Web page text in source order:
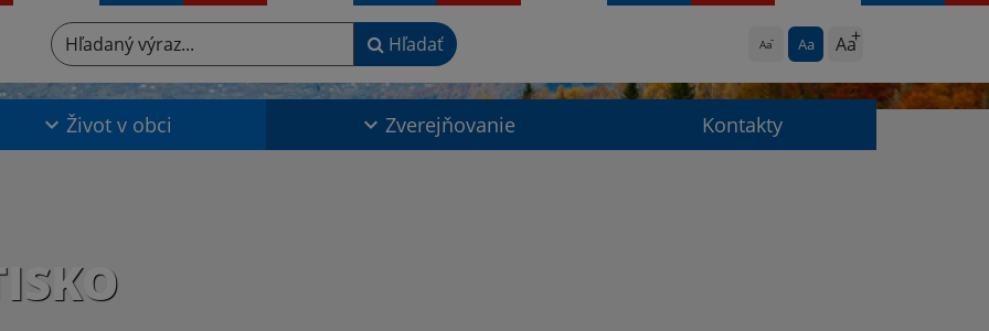
Aa Aa Aa
Hľadaný výraz... Hľadať
Život v obci Zverejňovanie Kontakty